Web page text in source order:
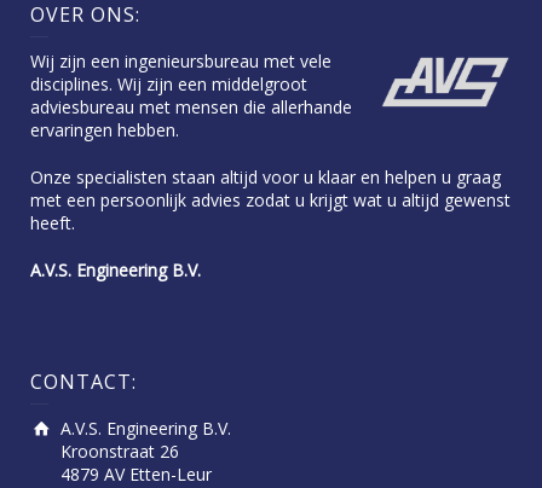
OVER ONS:
Wij zijn een ingenieursbureau met vele
disciplines. Wij zijn een middelgroot
adviesbureau met mensen die allerhande
ervaringen hebben.
Onze specialisten staan altijd voor u klaar en helpen u graag
met een persoonlijk advies zodat u krijgt wat u altijd gewenst
heeft.
A.V.S. Engineering B.V.
CONTACT:
A.V.S. Engineering B.V.
Kroonstraat 26
4879 AV Etten-Leur